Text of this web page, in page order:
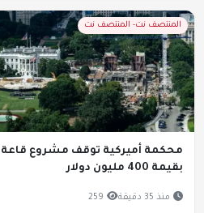
المنتصف نت- المنتصف نت
محكمة أميركية توقف مشروع قاعة
بقيمة 400 مليون دولار
منذ 35 دقيقة 259